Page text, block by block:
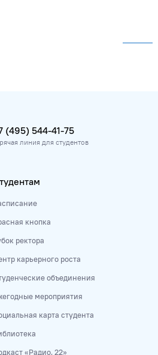
(495) 544-41-75
линия для студентов
кнопка
ректора
карьерного роста
объединения
мероприятия
карта студента
«Радио, 22»